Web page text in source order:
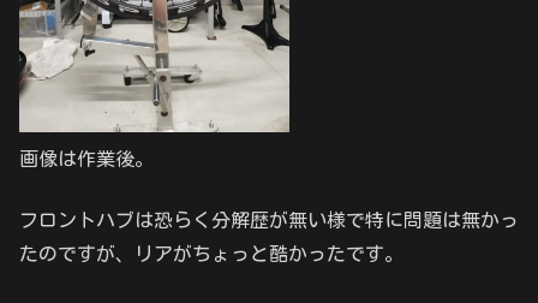
画像は作業後。
フロントハブは恐らく分解歴が無い様で特に問題は無かっ
たのですが、リアがちょっと酷かったです。